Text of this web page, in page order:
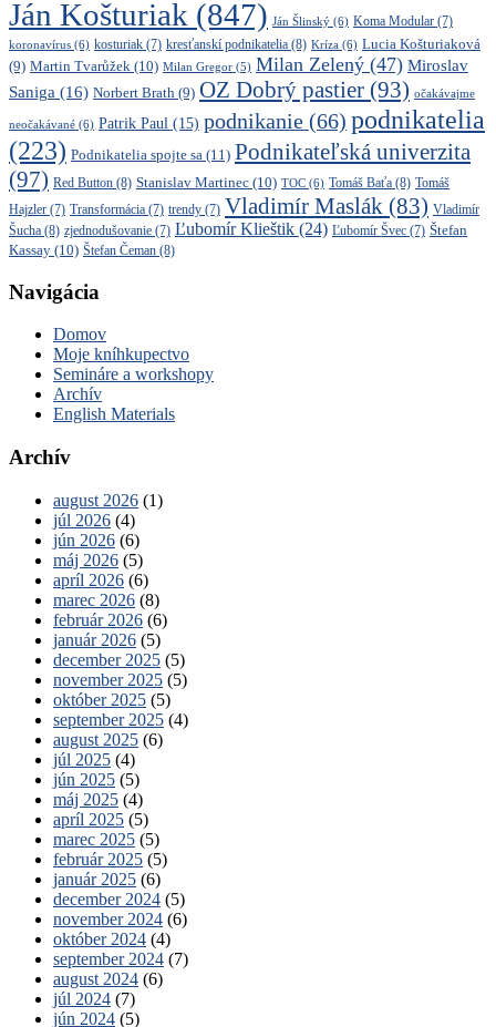
Ján Košturiak (847) Ján Šlinský (6) Koma Modular (7)
koronavírus (6) kosturiak (7) kresťanskí podnikatelia (8) Kríza (6) Lucia Košturiaková
(9) Martin Tvarůžek (10) Milan Gregor (5) Milan Zelený (47) Miroslav
Saniga (16) Norbert Brath (9) OZ Dobrý pastier (93) očakávajme
neočakávané (6) Patrik Paul (15) podnikanie (66) podnikatelia
(223) Podnikatelia spojte sa (11) Podnikateľská univerzita
(97) Red Button (8) Stanislav Martinec (10) TOC (6) Tomáš Baťa (8) Tomáš
Hajzler (7) Transformácia (7) trendy (7) Vladimír Maslák (83) Vladimír
Šucha (8) zjednodušovanie (7) Ľubomír Klieštik (24) Ľubomír Švec (7) Štefan
Kassay (10) Štefan Čeman (8)
Navigácia
Domov
Moje kníhkupectvo
Semináre a workshopy
Archív
English Materials
Archív
august 2026 (1)
júl 2026 (4)
jún 2026 (6)
máj 2026 (5)
apríl 2026 (6)
marec 2026 (8)
február 2026 (6)
január 2026 (5)
december 2025 (5)
november 2025 (5)
október 2025 (5)
september 2025 (4)
august 2025 (6)
júl 2025 (4)
jún 2025 (5)
máj 2025 (4)
apríl 2025 (5)
marec 2025 (5)
február 2025 (5)
január 2025 (6)
december 2024 (5)
november 2024 (6)
október 2024 (4)
september 2024 (7)
august 2024 (6)
júl 2024 (7)
jún 2024 (5)